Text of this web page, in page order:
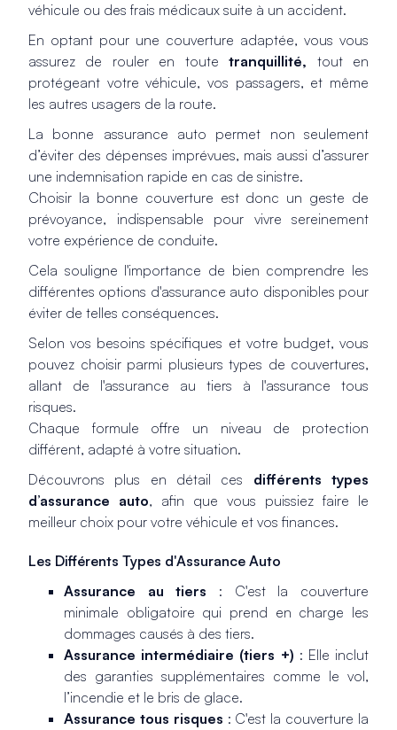
véhicule ou des frais médicaux suite à un accident.
En optant pour une couverture adaptée, vous vous
assurez de rouler en toutetranquillité, tout en
protégeant votre véhicule, vos passagers, et même
les autres usagers de la route.
La bonne assurance auto permet non seulement
d’éviter des dépenses imprévues, mais aussi d’assurer
une indemnisation rapide en cas de sinistre.
Choisir la bonne couverture est donc un geste de
prévoyance, indispensable pour vivre sereinement
votre expérience de conduite.
Cela souligne l'importance de bien comprendre les
différentes options d'assurance auto disponibles pour
éviter de telles conséquences.
Selon vos besoins spécifiques et votre budget, vous
pouvez choisir parmi plusieurs types de couvertures,
allant de l'assurance au tiers à l'assurance tous
risques.
Chaque formule offre un niveau de protection
différent, adapté à votre situation.
Découvrons plus en détail ces différents types
d’assurance auto, afin que vous puissiez faire le
meilleur choix pour votre véhicule et vos finances.
Les Différents Types d'Assurance Auto
Assurance au tiers : C'est la couverture
minimale obligatoire qui prend en charge les
dommages causés à des tiers.
Assurance intermédiaire (tiers +) : Elle inclut
des garanties supplémentaires comme le vol,
l’incendie et le bris de glace.
Assurance tous risques : C'est la couverture la